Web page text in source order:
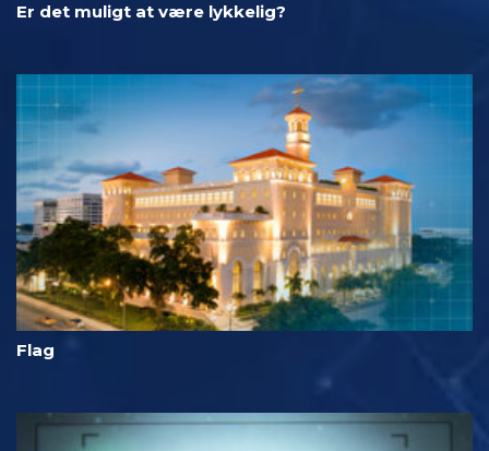
Er det muligt at være lykkelig?
Flag